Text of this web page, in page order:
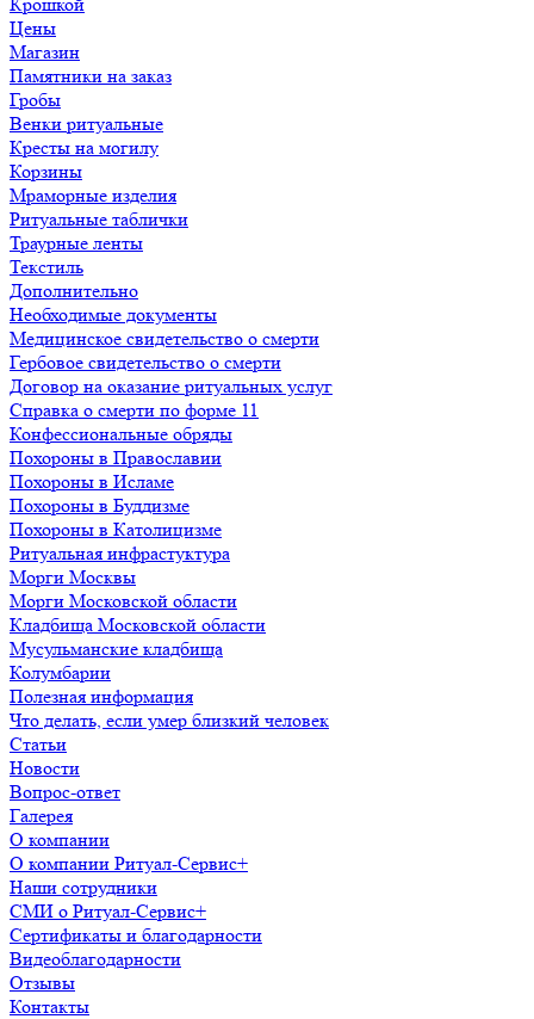
Цены
Магазин
Памятники на заказ
Гробы
Венки ритуальные
Кресты на могилу
Корзины
Мраморные изделия
Ритуальные таблички
Траурные ленты
Текстиль
Дополнительно
Необходимые документы
Медицинское свидетельство о смерти
Гербовое свидетельство о смерти
Договор на оказание ритуальных услуг
Справка о смерти по форме 11
Конфессиональные обряды
Похороны в Православии
Похороны в Исламе
Похороны в Буддизме
Похороны в Католицизме
Ритуальная инфрастуктура
Морги Москвы
Морги Московской области
Кладбища Московской области
Мусульманские кладбища
Колумбарии
Полезная информация
Что делать, если умер близкий человек
Статьи
Новости
Вопрос-ответ
Галерея
О компании
О компании Ритуал-Сервис+
Наши сотрудники
СМИ о Ритуал-Сервис+
Сертификаты и благодарности
Видеоблагодарности
Отзывы
Контакты